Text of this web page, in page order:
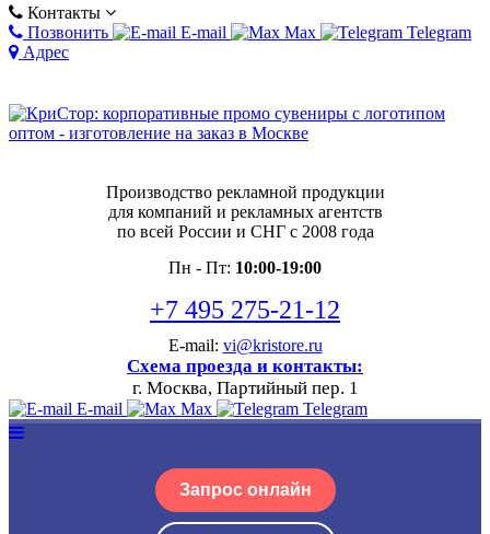
Контакты
Позвонить
E-mail Max
Telegram
Адрес
Производство рекламной продукции
для компаний и рекламных агентств
по всей России и СНГ с 2008 года
Пн - Пт: 10:00-19:00
+7 495 275-21-12
E-mail: vi@kristore.ru
Схема проезда и контакты:
г. Москва, Партийный пер. 1
E-mail Max Telegram
Запрос онлайн